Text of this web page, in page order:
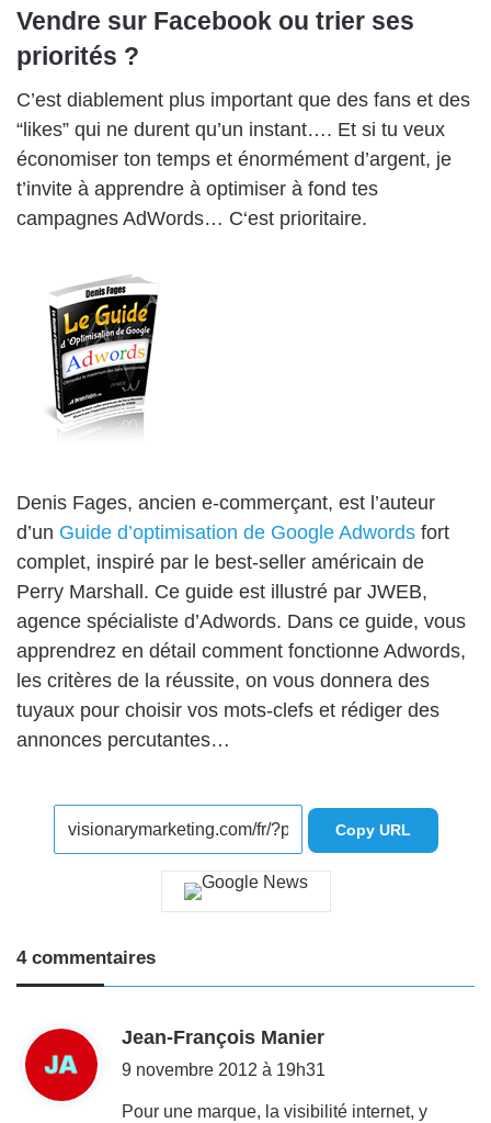
Vendre sur Facebook ou trier ses
priorités ?
C’est diablement plus important que des fans et des
“likes” qui ne durent qu’un instant…. Et si tu veux
économiser ton temps et énormément d’argent, je
t’invite à apprendre à optimiser à fond tes
campagnes AdWords… C‘est prioritaire.
Denis Fages, ancien e-commerçant, est l’auteur
d’un Guide d’optimisation de Google Adwords fort
complet, inspiré par le best-seller américain de
Perry Marshall. Ce guide est illustré par JWEB,
agence spécialiste d’Adwords. Dans ce guide, vous
apprendrez en détail comment fonctionne Adwords,
les critères de la réussite, on vous donnera des
tuyaux pour choisir vos mots-clefs et rédiger des
annonces percutantes…
Copy URL
4 commentaires
Jean-François Manier
9 novembre 2012 à 19h31
Pour une marque, la visibilité internet, y